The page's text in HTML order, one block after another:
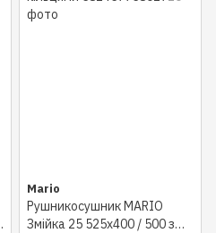
Mario
Рушникосушник MARIO
Змійка 25 525х400 / 500 з